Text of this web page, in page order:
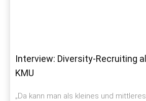
Interview: Diversity-Recruiting
KMU
„Da kann man als kleines und